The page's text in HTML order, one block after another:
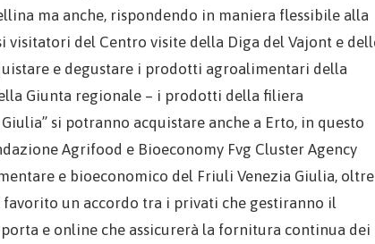
ma anche, rispondendo in maniera flessibile alla
del Centro visite della Diga del Vajont e
e degustare i prodotti agroalimentari della
Giunta regionale – i prodotti della filiera
si potranno acquistare anche a Erto, in questo
Agrifood e Bioeconomy Fvg Cluster Agency
e bioeconomico del Friuli Venezia Giulia, oltre
favorito un accordo tra i privati che gestiranno il
e online che assicurerà la fornitura continua dei